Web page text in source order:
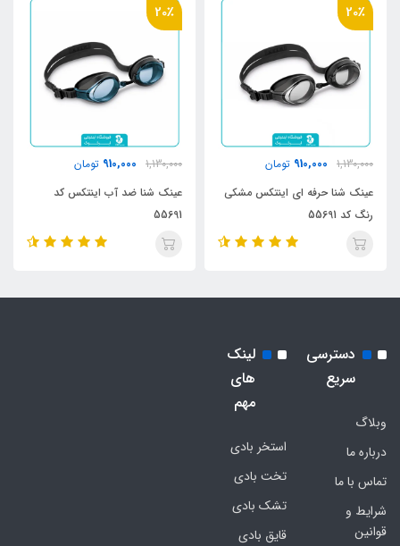
20٪
1,130,000
910,000 تومان
عینک شنا حرفه ای اینتکس مشکی
رنگ کد 55691
20٪
1,130,000
910,000 تومان
عینک شنا ضد آب اینتکس کد
55691
دسترسی
سریع
وبلاگ
درباره ما
تماس با ما
شرایط و
قوانین
لینک
های
مهم
استخر بادی
تخت بادی
تشک بادی
قایق بادی